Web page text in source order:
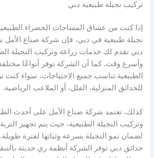
تركيب نجيلة طبيعية دبي
إذا كنت من عشاق المساحات الخضراء
نجيلة طبيعية في دبي، فإن شركة صناع
دبي تقدم لك خدمات زراعة وتركيب النجيلة
وأسرع وقت. كما أن الشركة توفر أنواعًا
الطبيعية تناسب جميع الاحتياجات، سواء
للحدائق المنزلية، الفلل، أو الملاعب الرياضية.
كذلك، تعتمد شركة صناع الأمل على أحدث
وتركيب النجيلة الطبيعية، حيث يتم تجهيز
لضمان نمو النجيلة بسرعة وثباتها لفترة
حدائق دبي توفر الشركة أنظمة ري حديثة